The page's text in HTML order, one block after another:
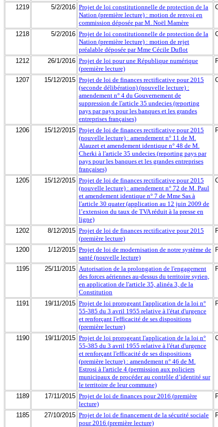
1219 5/2/2016 Projet de loi constitutionnelle de protection de la
Nation (première lecture) : motion de renvoi en
commission déposée par M. Noël Mamère
1218 5/2/2016 Projet de loi constitutionnelle de protection de la
Nation (première lecture) : motion de rejet
préalable déposée par Mme Cécile Duflot
1212 26/1/2016 Projet de loi pour une République numérique
(première lecture)
1207 15/12/2015 Projet de loi de finances rectificative pour 2015
(seconde délibération) (nouvelle lecture) :
amendement n° 4 du Gouvernement de
suppression de l'article 35 undecies (reporting
pays par pays pour les banques et les grandes
entreprises françaises)
1206 15/12/2015 Projet de loi de finances rectificative pour 2015
(nouvelle lecture) : amendement n° 11 de M.
Alauzet et amendement identique n° 48 de M.
Cherki à l'article 35 undecies (reporting pays par
pays pour les banques et les grandes entreprises
françaises)
1205 15/12/2015 Projet de loi de finances rectificative pour 2015
(nouvelle lecture) : amendement n° 72 de M. Paul
et amendement identique n° 7 de Mme Sas à
l'article 30 quater (application au 12 juin 2009 de
l’extension du taux de TVA réduit à la presse en
ligne)
1202 8/12/2015 Projet de loi de finances rectificative pour 2015
(première lecture)
1200 1/12/2015 Projet de loi de modernisation de notre système de
santé (nouvelle lecture)
1195 25/11/2015 Autorisation de la prolongation de l'engagement
des forces aériennes au-dessus du territoire syrien,
en application de l'article 35, alinéa 3, de la
Constitution
1191 19/11/2015 Projet de loi prorogeant l'application de la loi n°
55-385 du 3 avril 1955 relative à l'état d'urgence
et renforçant l'efficacité de ses dispositions
(première lecture)
1190 19/11/2015 Projet de loi prorogeant l'application de la loi n°
55-385 du 3 avril 1955 relative à l'état d'urgence
et renforçant l'efficacité de ses dispositions
(première lecture) : amendement n° 46 de M.
Estrosi à l'article 4 (permission aux policiers
municipaux de procéder au contrôle d’identité sur
le territoire de leur commune)
1189 17/11/2015 Projet de loi de finances pour 2016 (première
lecture)
1185 27/10/2015 Projet de loi de financement de la sécurité sociale
pour 2016 (première lecture)